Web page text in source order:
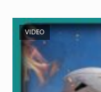
VIDEO